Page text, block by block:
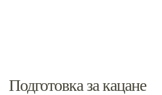
Подготовка за кацане